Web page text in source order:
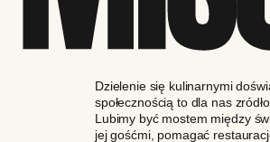
Dzielenie się kulinarnymi
społecznością to dla nas
Lubimy być mostem między
jej gośćmi, pomagać